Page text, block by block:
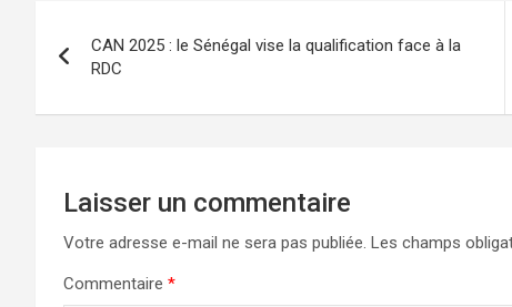
CAN 2025 : le Sénégal vise la qualification face à la
RDC
Laisser un commentaire
Votre adresse e-mail ne sera pas publiée. Les champs
Commentaire *